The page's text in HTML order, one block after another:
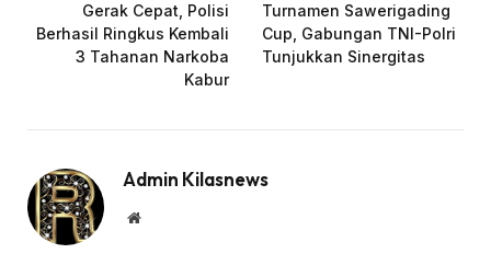
Gerak Cepat, Polisi
Berhasil Ringkus Kembali
3 Tahanan Narkoba
Kabur
Turnamen Sawerigading
Cup, Gabungan TNI-Polri
Tunjukkan Sinergitas
Admin Kilasnews
Website